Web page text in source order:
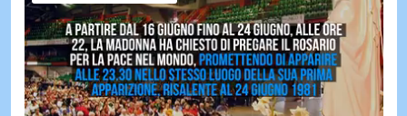
WOWPOP
VIDEO
& TV